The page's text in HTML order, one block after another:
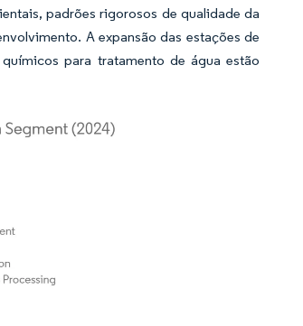
padrões rigorosos de qualidade da
A expansão das estações de
para tratamento de água estão